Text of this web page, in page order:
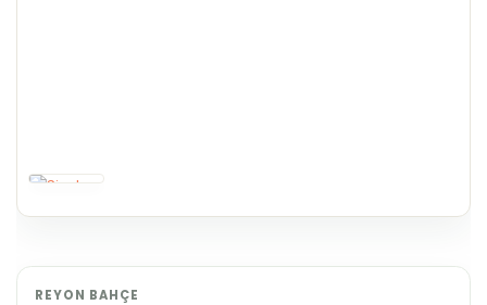
REYON BAHÇE